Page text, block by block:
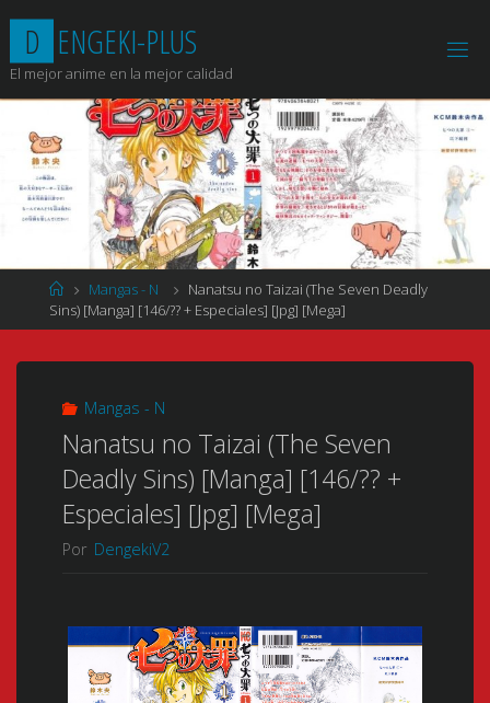
contenido
D ENGEKI-PLUS
El mejor anime en la mejor calidad
Página
de
Inicio
Mangas - N
Nanatsu no Taizai (The Seven Deadly
Sins) [Manga] [146/?? + Especiales] [Jpg] [Mega]
Mangas - N
Nanatsu no Taizai (The Seven
Deadly Sins) [Manga] [146/?? +
Especiales] [Jpg] [Mega]
Por DengekiV2